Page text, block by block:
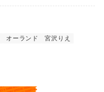
オーランド
宮沢りえ